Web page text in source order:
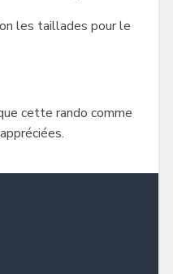
les taillades pour le
cette rando comme